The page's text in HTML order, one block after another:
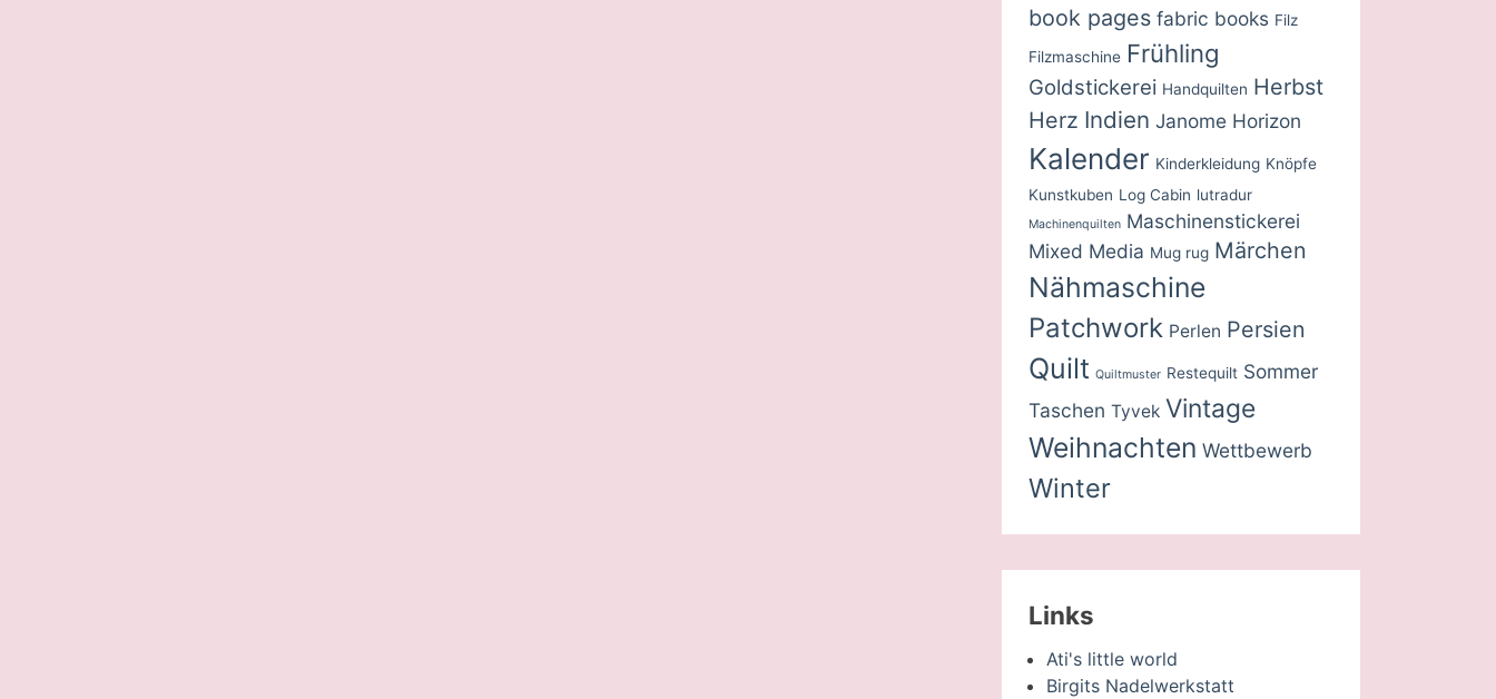
book pages fabric books Filz
Filzmaschine Frühling
Goldstickerei Handquilten Herbst
Herz Indien Janome Horizon
Kalender Kinderkleidung Knöpfe
Kunstkuben Log Cabin lutradur
Machinenquilten Maschinenstickerei
Mixed Media Mug rug Märchen
Nähmaschine
Patchwork Perlen Persien
Quilt Quiltmuster Restequilt Sommer
Taschen Tyvek Vintage
Weihnachten Wettbewerb
Winter
Links
Ati's little world
Birgits Nadelwerkstatt